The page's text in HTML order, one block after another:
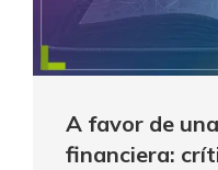
A favor de
financiera: